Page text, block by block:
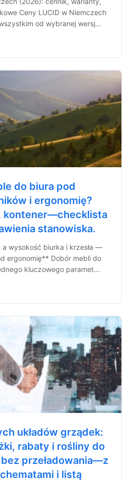
Ceny LUCID w Niemczech
od wybranej wersj...
do biura pod
i ergonomię?
kontener—checklista
stanowiska.
wysokość biurka i krzesła —
ergonomię** Dobór mebli do
kluczowego paramet...
układów grządek:
rabaty i rośliny do
przeładowania—z
i listą